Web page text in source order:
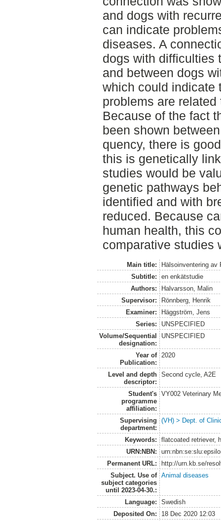
and dogs with
can indicate
diseases. A
dogs with difficulties
and between dogs
which could indicate
problems are related
Because of the fact
been shown
quency, there is
this is genetically
studies would be
genetic pathways
identified and with
reduced. Because
human health, this
comparative studies
Main title:
Hälsoinventering av
Subtitle:
en enkätstudie
Authors:
Halvarsson, Malin
Supervisor:
Rönnberg, Henrik
Examiner:
Häggström, Jens
Series:
UNSPECIFIED
Volume/Sequential
designation:
UNSPECIFIED
Year of
Publication:
2020
Level and depth
descriptor:
Second cycle, A2E
Student's
programme
affiliation:
VY002 Veterinary
Supervising
department:
(VH) > Dept. of
Keywords:
flatcoated retriever,
URN:NBN:
Permanent URL:
http://urn.kb.se/
Subject. Use of
subject categories
until 2023-04-30.:
Animal diseases
Language:
Swedish
Deposited On:
18 Dec 2020 12:03